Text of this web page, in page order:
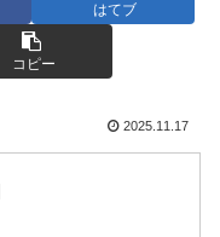
はてブ
コピー
2025.11.17